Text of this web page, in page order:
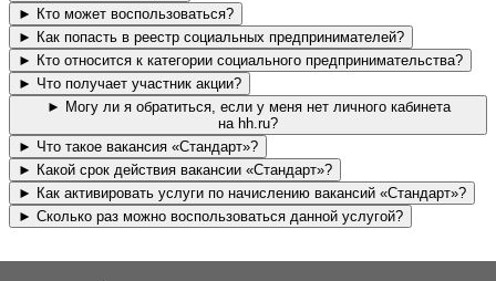
► Кто может воспользоваться?
► Как попасть в реестр социальных предпринимателей?
► Кто относится к категории социального предпринимательства?
► Что получает участник акции?
► Могу ли я обратиться, если у меня нет личного кабинета
на hh.ru?
► Что такое вакансия «Стандарт»?
► Какой срок действия вакансии «Стандарт»?
► Как активировать услуги по начислению вакансий «Стандарт»?
► Сколько раз можно воспользоваться данной услугой?